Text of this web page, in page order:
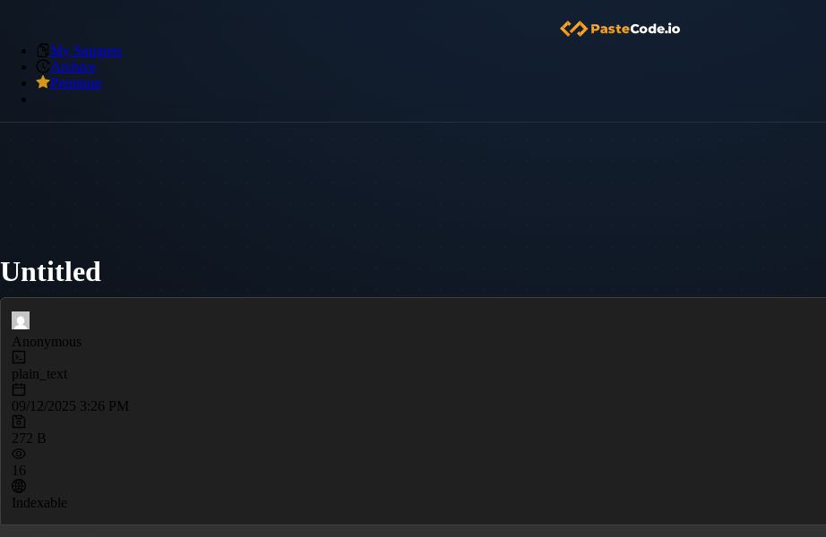
My Snippets
Archive
Premium
Untitled
Anonymous
plain_text
09/12/2025 3:26 PM
272 B
16
Indexable